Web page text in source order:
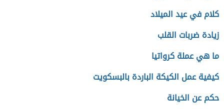
كلام في عيد الميلاد
زيادة ضربات القلب
ما هي عملة كرواتيا
كيفية عمل الكيكة الباردة بالبسكويت
حكم عن الخيانة